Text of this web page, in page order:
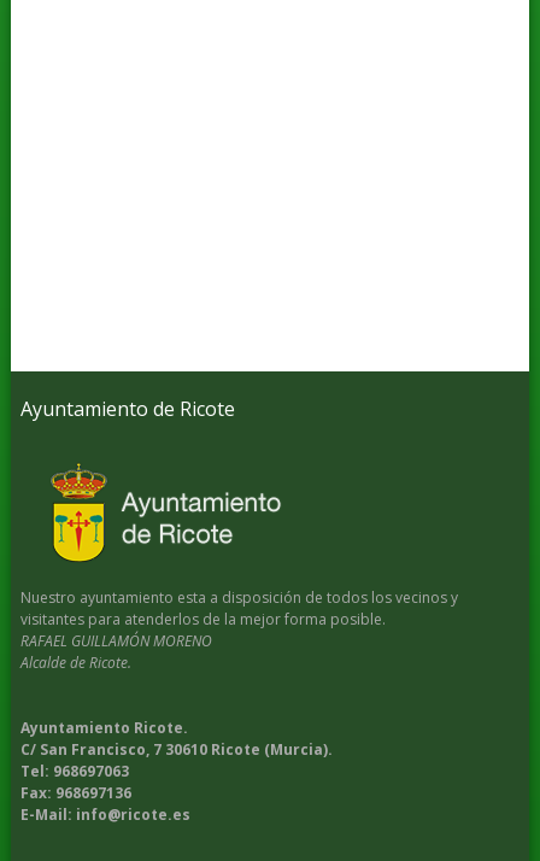
Ayuntamiento de Ricote
Nuestro ayuntamiento esta a disposición de todos los vecinos y
visitantes para atenderlos de la mejor forma posible.
RAFAEL GUILLAMÓN MORENO
Alcalde de Ricote.
Ayuntamiento Ricote.
C/ San Francisco, 7 30610 Ricote (Murcia).
Tel: 968697063
Fax: 968697136
E-Mail: info@ricote.es